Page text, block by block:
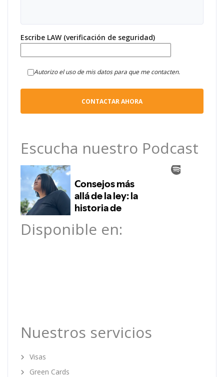
Escribe LAW (verificación de seguridad)
Autorizo el uso de mis datos para que me contacten.
Escucha nuestro Podcast
Disponible en:
Nuestros servicios
Visas
Green Cards